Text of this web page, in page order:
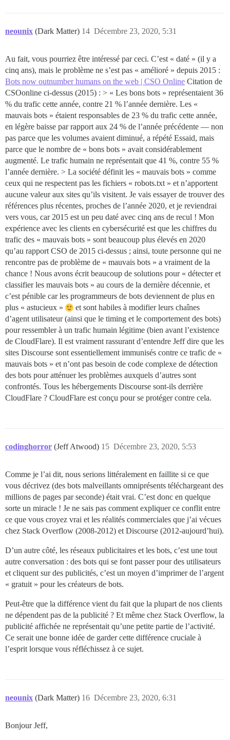
neounix (Dark Matter) Décembre 23, 2020, 5:31
14
Au fait, vous pourriez être intéressé par ceci. C’est « daté » (il y a
cinq ans), mais le problème ne s’est pas « amélioré » depuis 2015 :
Bots now outnumber humans on the web | CSO Online Citation de
CSOonline ci-dessus (2015) : > « Les bons bots » représentaient 36
% du trafic cette année, contre 21 % l’année dernière. Les «
mauvais bots » étaient responsables de 23 % du trafic cette année,
en légère baisse par rapport aux 24 % de l’année précédente — non
pas parce que les volumes avaient diminué, a répété Essaid, mais
parce que le nombre de « bons bots » avait considérablement
augmenté. Le trafic humain ne représentait que 41 %, contre 55 %
l’année dernière. > La société définit les « mauvais bots » comme
ceux qui ne respectent pas les fichiers « robots.txt » et n’apportent
aucune valeur aux sites qu’ils visitent. Je vais essayer de trouver des
références plus récentes, proches de l’année 2020, et je reviendrai
vers vous, car 2015 est un peu daté avec cinq ans de recul ! Mon
expérience avec les clients en cybersécurité est que les chiffres du
trafic des « mauvais bots » sont beaucoup plus élevés en 2020
qu’au rapport CSO de 2015 ci-dessus ; ainsi, toute personne qui ne
rencontre pas de problème de « mauvais bots » a vraiment de la
chance ! Nous avons écrit beaucoup de solutions pour « détecter et
classifier les mauvais bots » au cours de la dernière décennie, et
c’est pénible car les programmeurs de bots deviennent de plus en
plus « astucieux »
et sont habiles à modifier leurs chaînes
d’agent utilisateur (ainsi que le timing et le comportement des bots)
pour ressembler à un trafic humain légitime (bien avant l’existence
de CloudFlare). Il est vraiment rassurant d’entendre Jeff dire que les
sites Discourse sont essentiellement immunisés contre ce trafic de «
mauvais bots » et n’ont pas besoin de code complexe de détection
des bots pour atténuer les problèmes auxquels d’autres sont
confrontés. Tous les hébergements Discourse sont-ils derrière
CloudFlare ? CloudFlare est conçu pour se protéger contre cela.
codinghorror (Jeff Atwood) Décembre 23, 2020, 5:53
15
Comme je l’ai dit, nous serions littéralement en faillite si ce que
vous décrivez (des bots malveillants omniprésents téléchargeant des
millions de pages par seconde) était vrai. C’est donc en quelque
sorte un miracle ! Je ne sais pas comment expliquer ce conflit entre
ce que vous croyez vrai et les réalités commerciales que j’ai vécues
chez Stack Overflow (2008-2012) et Discourse (2012-aujourd’hui).
D’un autre côté, les réseaux publicitaires et les bots, c’est une tout
autre conversation : des bots qui se font passer pour des utilisateurs
et cliquent sur des publicités, c’est un moyen d’imprimer de l’argent
« gratuit » pour les créateurs de bots.
Peut-être que la différence vient du fait que la plupart de nos clients
ne dépendent pas de la publicité ? Et même chez Stack Overflow, la
publicité affichée ne représentait qu’une petite partie de l’activité.
Ce serait une bonne idée de garder cette différence cruciale à
l’esprit lorsque vous réfléchissez à ce sujet.
neounix (Dark Matter) Décembre 23, 2020, 6:31
16
Bonjour Jeff,